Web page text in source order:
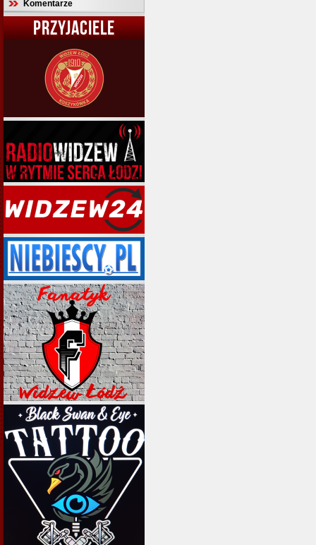
Komentarze
PRZYJACIELE